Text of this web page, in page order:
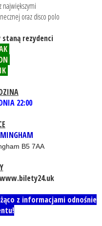
największymi
oraz disco polo
rezydenci
22:00
B5 7AA
z informacjami odnośnie